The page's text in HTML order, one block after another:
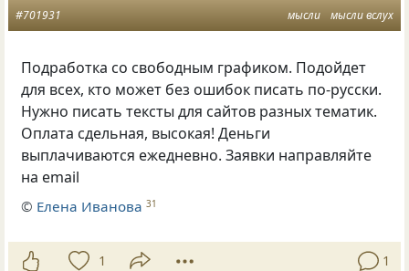
мысли мысли вслух
#701931
Подработка со свободным графиком. Подойдет
для всех, кто может без ошибок писать по-русски.
Нужно писать тексты для сайтов разных тематик.
Оплата сдельная, высокая! Деньги
выплачиваются ежедневно. Заявки направляйте
на email
© Елена Иванова 31
1 1